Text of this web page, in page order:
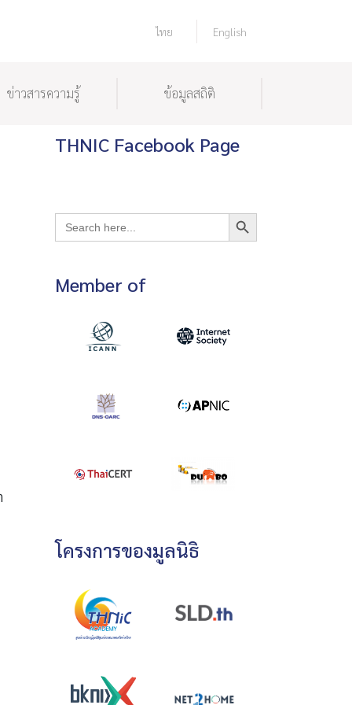
ไทย English
ข่าวสารความรู้ ข้อมูลสถิติ
THNIC Facebook Page
Search
for:
Search Button
Member of
โครงการของมูลนิธิ